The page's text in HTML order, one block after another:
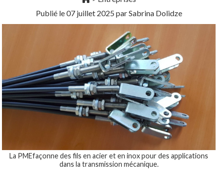
Publié le07 juillet 2025 par Sabrina Dolidze
La PMEfaçonne des fils en acier et en inox pour des applications
dans la transmission mécanique.